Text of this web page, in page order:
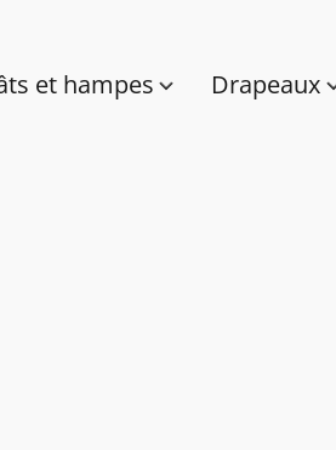
et hampes Drapeaux